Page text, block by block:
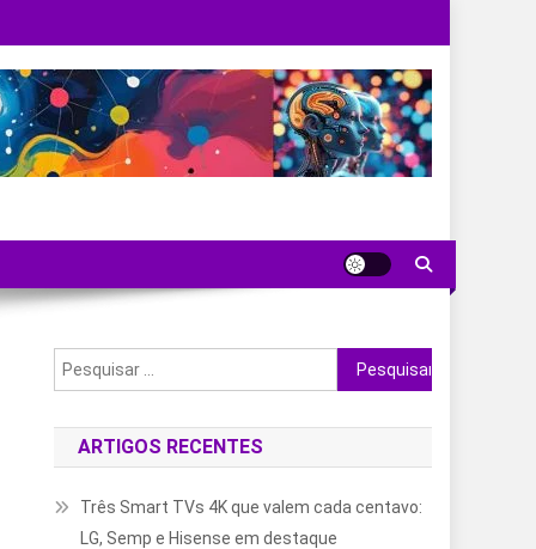
Pesquisar
por:
ARTIGOS RECENTES
Três Smart TVs 4K que valem cada centavo:
LG, Semp e Hisense em destaque